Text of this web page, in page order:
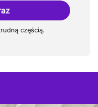
częścią.